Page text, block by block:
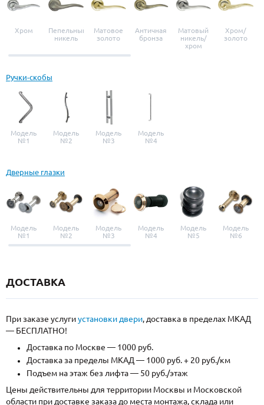
Хром
Пепельный
никель
Матовое
золото
Античная
бронза
Матовый
никель/
хром
Хром/
золото
Ручки-скобы
Модель
№1
Модель
№2
Модель
№3
Модель
№4
Дверные глазки
Модель
№1
Модель
№2
Модель
№3
Модель
№4
Модель
№5
Модель
№6
ДОСТАВКА
При заказе услугиустановки двери, доставка в пределах МКАД
— БЕСПЛАТНО!
Доставка по Москве — 1000 руб.
Доставка за пределы МКАД — 1000 руб. + 20 руб./км
Подъем на этаж без лифта — 50 руб./этаж
Цены действительны для территории Москвы и Московской
области при доставке заказа до места монтажа, склада или